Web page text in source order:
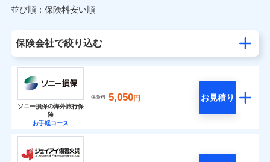
並び順：保険料安い順
保険会社で絞り込む
ソニー損保の海外旅行保
険
お手軽コース
保険料 5,050円 お見積り